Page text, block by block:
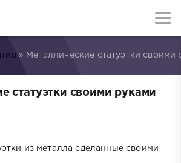
» Металлические статуэтки
статуэтки своими руками
из металла сделанные своими